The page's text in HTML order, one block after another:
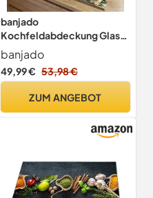
banjado
Kochfeldabdeckung Glas
mit Blumen und Pflanzen
Design frisch 60x52 cm
einteilig, hitzebeständige
Gumminoppen,
und Ceranfeld, Motiv
banjado
49,99 € 53,98 €
ZUM ANGEBOT